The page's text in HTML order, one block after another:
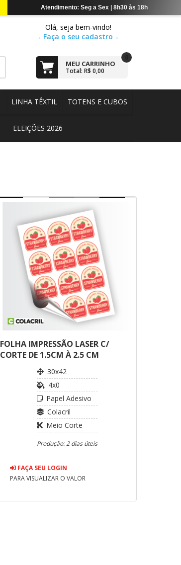
Olá, seja bem-vindo!
→ Faça o seu cadastro ←
MEU CARRINHO
Total: R$ 0,00
LINHA TÊXTIL TOTENS E CUBOS
ELEIÇÕES 2026
FOLHA IMPRESSÃO LASER C/
CORTE DE 1.5CM À 2.5 CM
30x42
4x0
Papel Adesivo
Colacril
Meio Corte
Produção: 2 dias úteis
FAÇA SEU LOGIN
PARA VISUALIZAR O VALOR